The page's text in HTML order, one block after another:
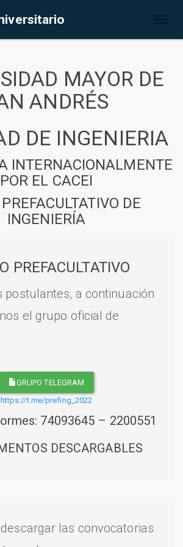
MAYOR DE
ANDRÉS
DE INGENIERIA
INTERNACIONALMENTE
POR EL CACEI
DE
INGENIERÍA
PREFACULTATIVO
postulantes, a continuación
el grupo oficial de
GRUPO TELEGRAM
https://t.me/prefing_2022
74093645 – 2200551
DESCARGABLES
las convocatorias